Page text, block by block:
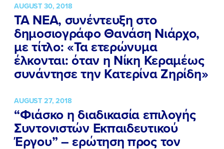
ΠΟΙΑ ΕΙΜΑΙ
ΕΡΓΟ
ΝΕΑ
ΕΛΑ ΚΙ ΕΣΥ
AUGUST 30, 2018
ΤΑ ΝΕΑ, συνέντευξη στο
δημοσιογράφο Θανάση Νιάρχο,
με τίτλο: «Τα ετερώνυμα
έλκονται: όταν η Νίκη Κεραμέως
συνάντησε την Κατερίνα Ζηρίδη»
AUGUST 27, 2018
“Φιάσκο η διαδικασία επιλογής
Συντονιστών Εκπαιδευτικού
Έργου” – ερώτηση προς τον